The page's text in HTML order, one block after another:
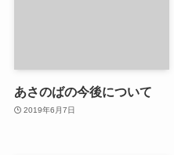
あさのばの今後について
2019年6月7日